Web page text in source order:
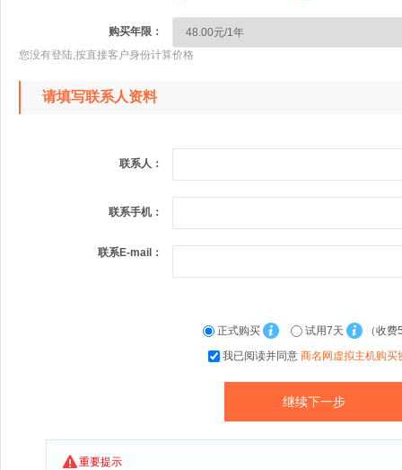
购买年限：
您没有登陆,按直接客户身份计算价格
请填写联系人资料
联系人：
联系手机：
联系E-mail：
正式购买 试用7天 （收费
我已阅读并同意 商名网虚拟主机购买
重要提示